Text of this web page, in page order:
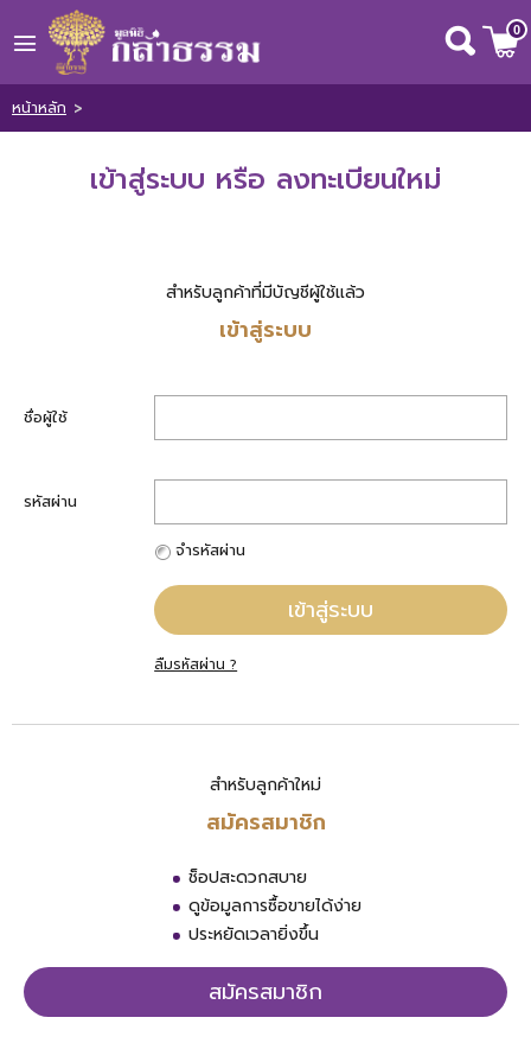
Wishlist( 0 )
หน้าหลัก
ข่าวสารและกิจกรรม
0
หน้าหลัก >
เข้าสู่ระบบ หรือ ลงทะเบียนใหม่
เข้าสู่ระบบ
สำหรับลูกค้าที่มีบัญชีผู้ใช้แล้ว
ชื่อผู้ใช้
รหัสผ่าน
จำรหัสผ่าน
เข้าสู่ระบบ
ลืมรหัสผ่าน ?
สมัครสมาชิก
สำหรับลูกค้าใหม่
ช็อปสะดวกสบาย
ดูข้อมูลการซื้อขายได้ง่าย
ประหยัดเวลายิ่งขึ้น
สมัครสมาชิก